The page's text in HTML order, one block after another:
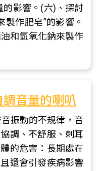
的影響。(六)、探討
製作肥皂”的影響。
和氫氧化鈉來製作
音量的喇叭
振動的不規律，音
調、不舒服、刺耳
的危害：長期處在
還會引發疾病影響